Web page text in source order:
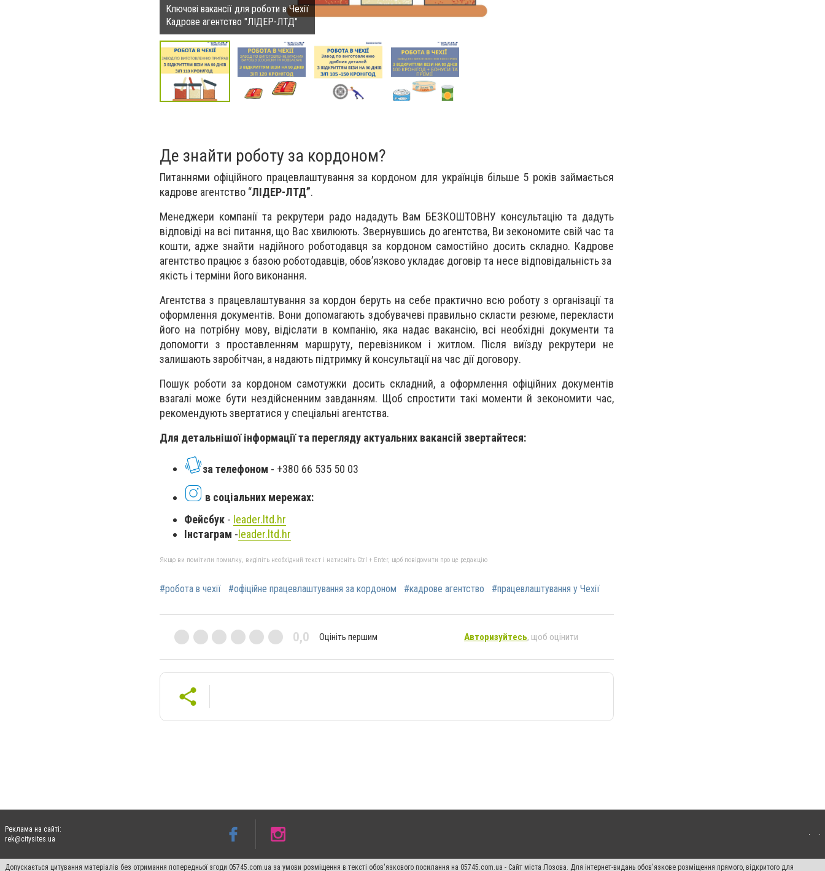
Ключові вакансії для роботи в Чехії
Кадрове агентство "ЛІДЕР-ЛТД"
Де знайти роботу за кордоном?
Питаннями офіційного працевлаштування за кордоном для українців більше 5 років займається
кадрове агентство “ЛІДЕР-ЛТД”.
Менеджери компанії та рекрутери радо нададуть Вам БЕЗКОШТОВНУ консультацію та дадуть
відповіді на всі питання, що Вас хвилюють. Звернувшись до агентства, Ви зекономите свій час та
кошти, адже знайти надійного роботодавця за кордоном самостійно досить складно. Кадрове
агентство працює з базою роботодавців, обов’язково укладає договір та несе відповідальність за
якість і терміни його виконання.
Агентства з працевлаштування за кордон беруть на себе практично всю роботу з організації та
оформлення документів. Вони допомагають здобувачеві правильно скласти резюме, перекласти
його на потрібну мову, відіслати в компанію, яка надає вакансію, всі необхідні документи та
допомогти з проставленням маршруту, перевізником і житлом. Після виїзду рекрутери не
залишають заробітчан, а надають підтримку й консультації на час дії договору.
Пошук роботи за кордоном самотужки досить складний, а оформлення офіційних документів
взагалі може бути нездійсненним завданням. Щоб спростити такі моменти й зекономити час,
рекомендують звертатися у спеціальні агентства.
Для детальнішої інформації та перегляду актуальних вакансій звертайтеся:
за телефоном - +380 66 535 50 03
в соціальних мережах:
Фейсбук - leader.ltd.hr
Інстаграм - leader.ltd.hr
Якщо ви помітили помилку, виділіть необхідний текст і натисніть Ctrl + Enter, щоб повідомити про це редакцію
#робота в чехії #офіційне працевлаштування за кордоном #кадрове агентство #працевлаштування у Чехії
0,0 Оцініть першим Авторизуйтесь, щоб оцінити
Реклама на сайті:
rek@citysites.ua
Допускається цитування матеріалів без отримання попередньої згоди 05745.com.ua за умови розміщення в тексті обов'язкового посилання на 05745.com.ua - Сайт міста Лозова. Для інтернет-видань обов'язкове розміщення прямого, відкритого для